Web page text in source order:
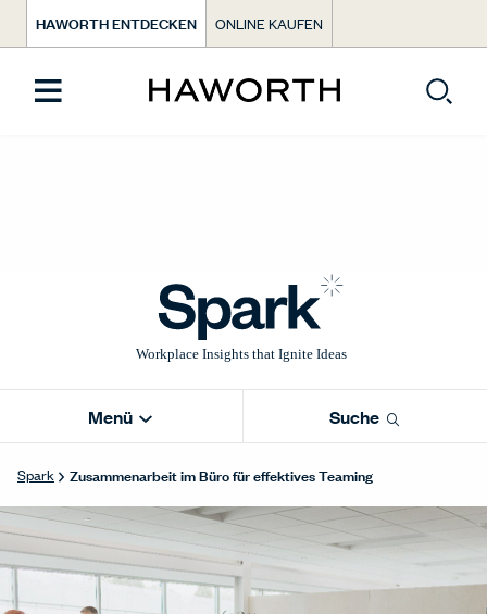
HAWORTH ENTDECKEN ONLINE KAUFEN
Menü Suche
Spark Zusammenarbeit im Büro für effektives Teaming